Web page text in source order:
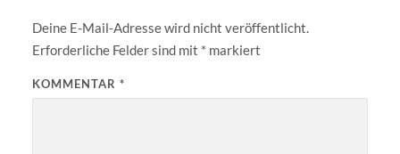
Deine E-Mail-Adresse wird nicht veröffentlicht.
Erforderliche Felder sind mit * markiert
KOMMENTAR *